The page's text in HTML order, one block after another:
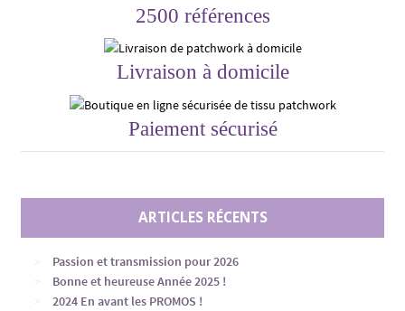
2500 références
Livraison à domicile
Paiement sécurisé
ARTICLES RÉCENTS
Passion et transmission pour 2026
Bonne et heureuse Année 2025 !
2024 En avant les PROMOS !